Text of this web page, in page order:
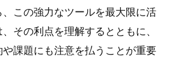
、この強力なツールを最大限に活
その利点を理解するとともに、
課題にも注意を払うことが重要